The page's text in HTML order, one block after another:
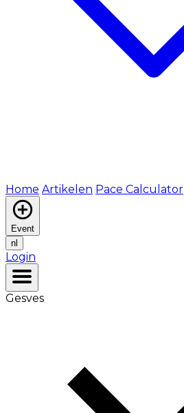
Home Artikelen Pace Calculator
Event
nl
Login
Gesves